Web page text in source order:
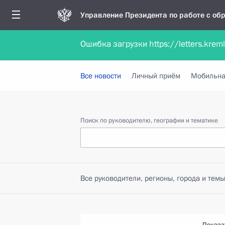
Управление Президента по работе с
Обратиться в форме электронного
Все новости Личный приём
Поиск по руководителю, географии и тематике
Все руководители, регионы, города и темы
Ошибка загрузки https://